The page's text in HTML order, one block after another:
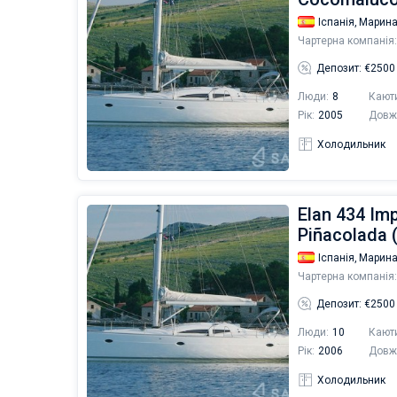
Іспанія,
Чартерна компанія:
Депозит: €2500
Люди: 8
Рік: 2005
Холодильник
Elan 434
Piñacolada
Іспанія,
Чартерна компанія:
Депозит: €2500
Люди: 10
Рік: 2006
Холодильник